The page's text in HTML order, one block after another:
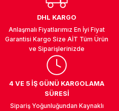
DHL KARGO
Anlaşmalı Fiyatlarımız En İyi Fiyat
Garantisi Kargo Size AİT Tüm Ürün
ve Siparişlerinizde
4 VE 5 İŞ GÜNÜ KARGOLAMA
SÜRESİ
Sipariş Yoğunluğundan Kaynaklı